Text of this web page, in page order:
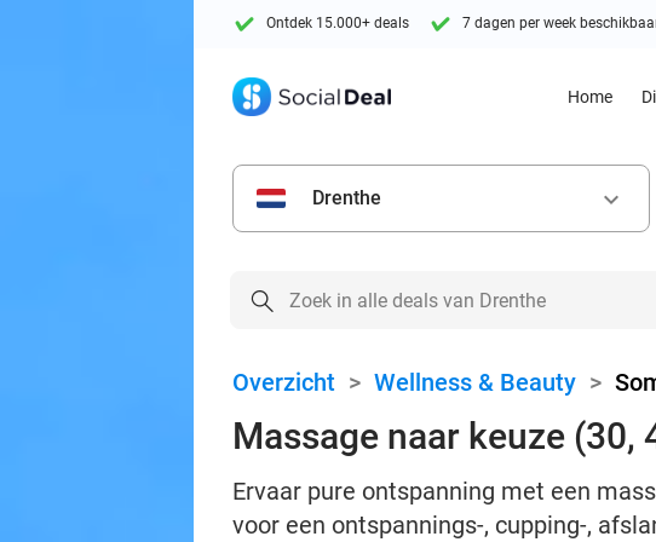
Ontdek 15.000+ deals 7 dagen per week
Home
Drenthe keyboard_arrow_down
Overzicht > Wellness & Beauty >
Massage naar keuze (30,
Ervaar pure ontspanning met een
voor een ontspannings-, cupping-,